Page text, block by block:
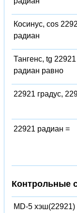
Косинус, cos
радиан
Тангенс, tg 22921
радиан равно
22921 градус,
22921 радиан =
Контрольные
MD-5 хэш(22921)